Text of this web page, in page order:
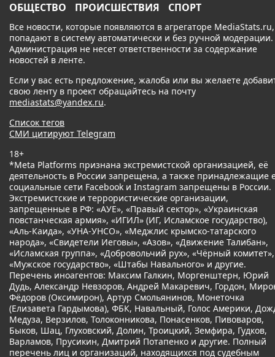
ОБЩЕСТВО
ПРОИСШЕСТВИЯ СПОРТ
Все новости, которые появляются в агрегаторе MediaStats.ru,
попадают в систему автоматически и без ручной модерации.
Администрация не несет ответственности за содержание
новостей в ленте.
Если у вас есть предложение, жалоба или вы желаете
свою ленту в проект обращайтесь на почту
mediastats@yandex.ru.
Список тегов
СМИ цитируют Telegram
18+
*Meta Platforms признана экстремистской организацией, её
деятельность в России запрещена, а также принадлежащие
социальные сети Facebook и Instagram запрещены в России.
Экстремистские и террористические организации,
запрещенные в РФ: «АУЕ», «Правый сектор», «Украинская
повстанческая армия», «ИГИЛ» (ИГ, Исламское государство),
«Аль-Каида», «УНА-УНСО», «Меджлис крымско-татарского
народа», «Свидетели Иеговы», «Азов», «Движение Талибан»,
«Исламская группа», «Добровольчий рух», «Чёрный комитет»,
«Мужское государство», «Штабы Навального» и другие.
Перечень иноагентов: Максим Галкин, Моргенштерн, Юрий
Дудь, Александр Невзоров, Андрей Макаревич, Гордон,
Фёдоров (Оксимирон), Артур Смольянинов, Монеточка
(Елизавета Гардымова), ФБК, Навальный, Голос Америки,
Медуза, Верзилов, Толоконникова, Понасенков, Пивоваров,
Быков, Шац, Глуховский, Долин, Троицкий, Земфира, Гудков,
Варламов, Прусикин, Дмитрий Потапенко и другие. Полный
перечень лиц и организаций, находящихся под судебным